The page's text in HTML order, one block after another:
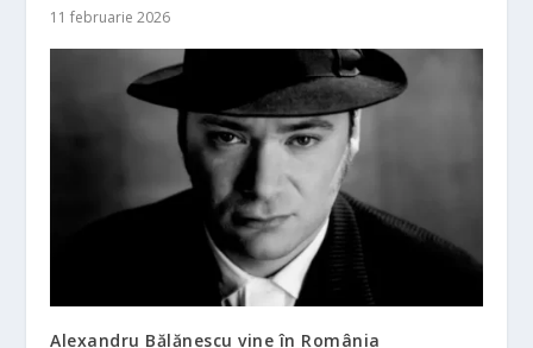
11 februarie 2026
Alexandru Bălănescu vine în România